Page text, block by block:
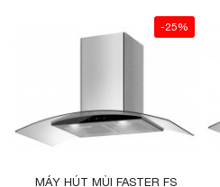
-25%
MÁY HÚT MÙI FASTER FS